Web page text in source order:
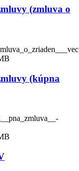
(zmluva o
(kúpna